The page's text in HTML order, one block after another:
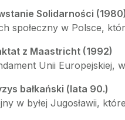
Solidarności (1980)
społeczny w Polsce,
z Maastricht (1992)
Unii Europejskiej,
bałkański (lata 90.)
w byłej Jugosławii,